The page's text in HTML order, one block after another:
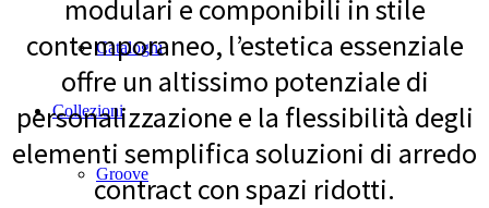
Cataloghi
Collezioni
Groove
modulari e componibili in stile
contemporaneo, l’estetica essenziale
offre un altissimo potenziale di
personalizzazione e la flessibilità degli
elementi semplifica soluzioni di arredo
contract con spazi ridotti.